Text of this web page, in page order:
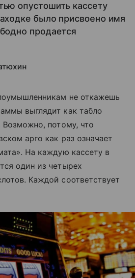
опустошить кассету
было присвоено имя
продается
не откажешь
выглядит как табло
Возможно, потому, что
арго как раз означает
На каждую кассету в
один из четырех
Каждой соответствует